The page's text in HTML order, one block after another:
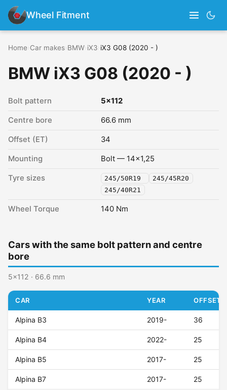
Wheel Fitment
Home Car makes BMW iX3 iX3 G08 (2020 - )
BMW iX3 G08 (2020 - )
Bolt pattern 5x112
Centre bore 66.6 mm
Offset (ET) 34
Mounting Bolt — 14x1,25
Tyre sizes 245/50R19
245/45R20
245/40R21
Wheel Torque 140 Nm
Cars with the same bolt pattern and centre
bore
5x112 · 66.6 mm
CAR YEAR OFFSET
Alpina B3 2019- 36
Alpina B4 2022- 25
Alpina B5 2017- 25
Alpina B7 2017- 25